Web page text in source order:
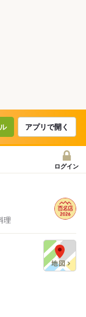
アプリで開く
ログイン
理